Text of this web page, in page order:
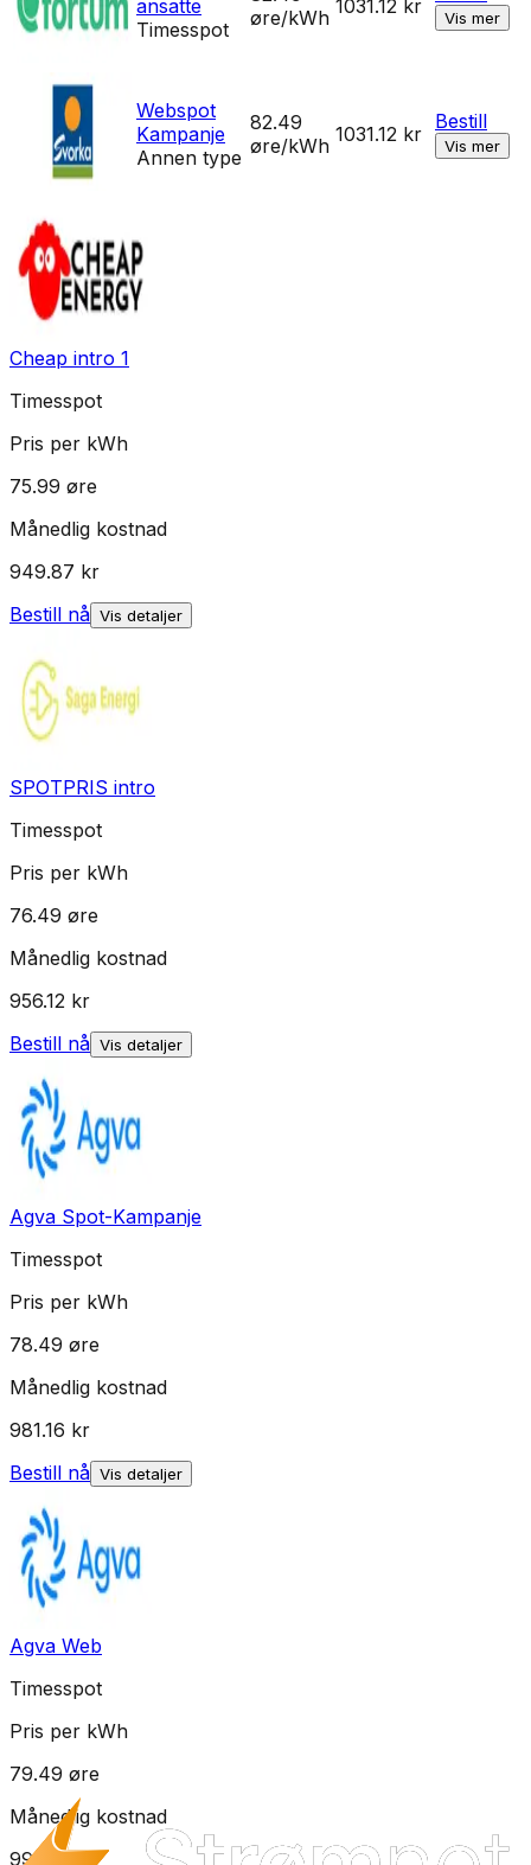
ansatte
Timesspot
øre/kWh 1031.12 kr Vis mer
Webspot
Kampanje
Annen type
82.49
øre/kWh 1031.12 kr
Bestill
Vis mer
Cheap intro 1
Timesspot
Pris per kWh
75.99 øre
Månedlig kostnad
949.87 kr
Bestill nå Vis detaljer
SPOTPRIS intro
Timesspot
Pris per kWh
76.49 øre
Månedlig kostnad
956.12 kr
Bestill nå Vis detaljer
Agva Spot-Kampanje
Timesspot
Pris per kWh
78.49 øre
Månedlig kostnad
981.16 kr
Bestill nå Vis detaljer
Agva Web
Timesspot
Pris per kWh
79.49 øre
Månedlig kostnad
993.66kr